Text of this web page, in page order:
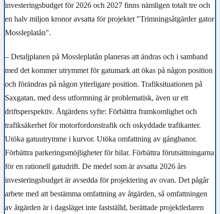
investeringsbudget för 2026 och 2027 finns nämligen totalt tre och
en halv miljon kronor avsatta för projektet "Trimningsåtgärder gator
Mossleplatån".
– Detaljplanen på Mossleplatån planeras att ändras och i samband
med det kommer utrymmet för gatumark att ökas på någon position
och förändras på någon ytterligare position. Trafiksituationen på
Saxgatan, med dess utformning är problematisk, även ur ett
driftsperspektiv. Åtgärdens syfte: Förbättra framkomlighet och
trafiksäkerhet för motorfordonstrafik och oskyddade trafikanter.
Utöka gatuutrymme i kurvor. Utöka omfattning av gångbanor.
Förbättra parkeringsmöjligheter för bilar. Förbättra förutsättningarna
för en rationell gatudrift. De medel som är avsatta 2026 års
investeringsbudget är avsedda för projektering av ovan. Det pågår
arbete med att bestämma omfattning av åtgärden, så omfattningen
av åtgärden är i dagsläget inte fastställd, berättade projektledaren